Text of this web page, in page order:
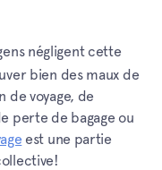
négligent cette
bien des maux de
de voyage, de
perte de bagage ou
est une partie